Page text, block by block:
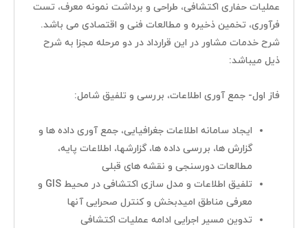
عملیات حفاری اکتشافی، طراحی و برداشت نمونه معرف، تست
فرآوری، تخمین ذخیره و مطالعات فنی و اقتصادی می باشد.
شرح خدمات مشاور در این قرارداد در دو مرحله مجزا به شرح
ذیل میباشد:
فاز اول- جمع آوری اطلاعات، بررسی و تلفیق شامل:
ایجاد سامانه اطلاعات جغرافیایی، جمع آوری داده ها و
گزارش ها، بررسی داده ها، گزارشها، اطلاعات پایه،
مطالعات دورسنجی و نقشه های قبلی
تلفیق اطلاعات و مدل سازی اکتشافی در محیط GIS و
معرفی مناطق امیدبخش و کنترل صحرایی آنها
تدوین مسیر اجرایی ادامه عملیات اکتشافی
پرمان پویش
صفحه اصلی
مدیران مجموعه